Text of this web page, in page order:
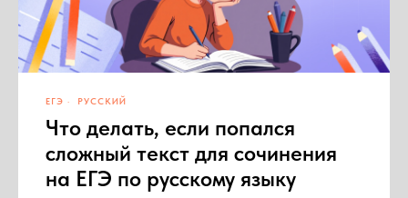
ЕГЭ РУССКИЙ
Что делать, если попался
сложный текст для сочинения
на ЕГЭ по русскому языку